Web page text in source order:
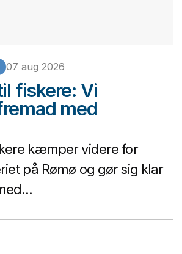
07 aug 2026
fiskere: Vi
med
kæmper videre for
på Rømø og gør sig klar